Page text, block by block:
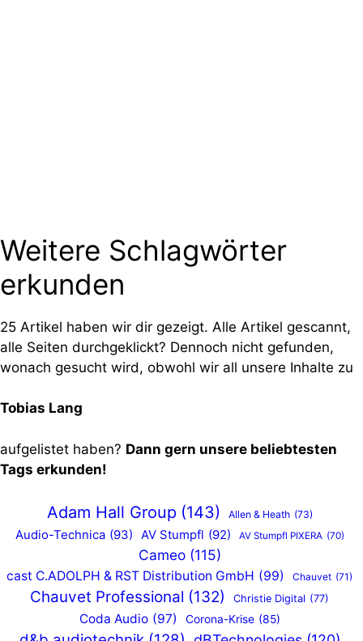
Weitere Schlagwörter
erkunden
25 Artikel haben wir dir gezeigt. Alle Artikel gescannt,
alle Seiten durchgeklickt? Dennoch nicht gefunden,
wonach gesucht wird, obwohl wir all unsere Inhalte zu
Tobias Lang
aufgelistet haben? Dann gern unsere beliebtesten
Tags erkunden!
Adam Hall Group (143) Allen & Heath (73)
Audio-Technica (93) AV Stumpfl (92) AV Stumpfl PIXERA (70)
Cameo (115)
cast C.ADOLPH & RST Distribution GmbH (99) Chauvet (71)
Chauvet Professional (132) Christie Digital (77)
Coda Audio (97) Corona-Krise (85)